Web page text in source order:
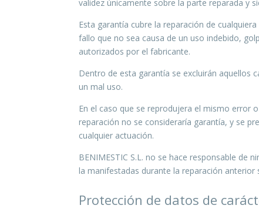
validez únicamente sobre la parte reparada y
Esta garantía cubre la reparación de
fallo que no sea causa de un uso indebido,
autorizados por el fabricante.
Dentro de esta garantía se excluirán aquellos
un mal uso.
En el caso que se reprodujera el mismo error
reparación no se consideraría garantía, y se
cualquier actuación.
BENIMESTIC S.L. no se hace responsable de
la manifestadas durante la reparación anterior
Protección de datos de